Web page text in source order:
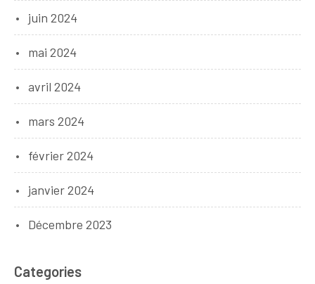
juin 2024
mai 2024
avril 2024
mars 2024
février 2024
janvier 2024
Décembre 2023
Categories